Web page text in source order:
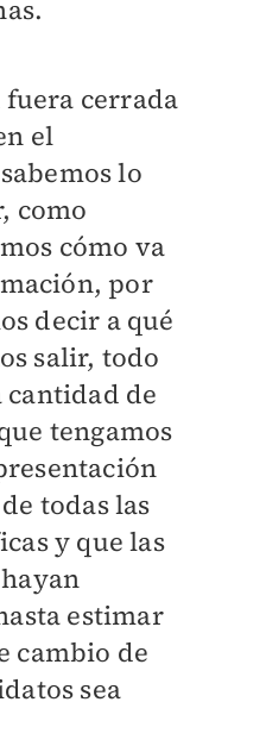
fuera cerrada
el
lo
como
cómo va
por
decir a qué
salir, todo
cantidad de
tengamos
todas las
y que las
estimar
cambio de
sea